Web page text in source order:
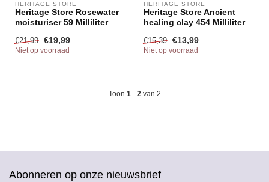
HERITAGE STORE
Heritage Store Rosewater
moisturiser 59 Milliliter
€21,99 €19,99
Niet op voorraad
HERITAGE STORE
Heritage Store Ancient
healing clay 454 Milliliter
€15,39 €13,99
Niet op voorraad
Toon 1- 2van 2
Abonneren op onze nieuwsbrief